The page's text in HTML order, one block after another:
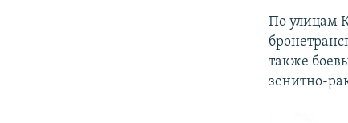
По улицам
также
зенитно-